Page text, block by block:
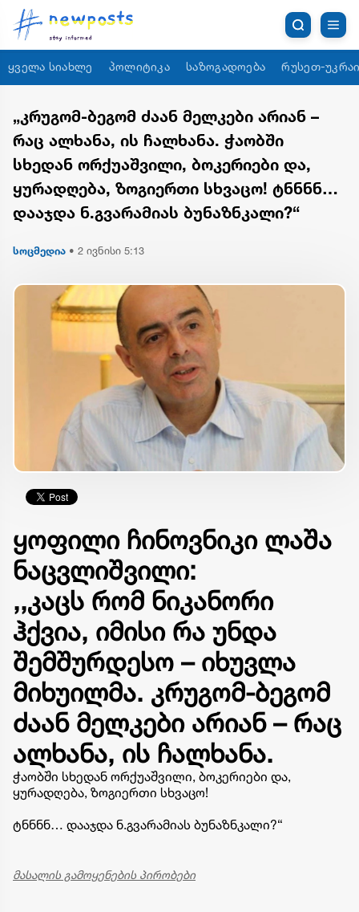
ყველა სიახლე პოლიტიკა საზოგადოება რუსეთ-
„კრუგომ-ბეგომ ძაან მელკები არიან –
რაც ალხანა, ის ჩალხანა. ჭაობში
სხედან ორქუაშვილი, ბოკერიები და,
ყურადღება, ზოგიერთი სხვაცო! ტნნნნ…
დააჯდა ნ.გვარამიას ბუნაზნკალი?“
სოცმედია • 2 ივნისი 5:13
ყოფილი ჩინოვნიკი ლაშა
ნაცვლიშვილი:
,,კაცს რომ ნიკანორი
ჰქვია, იმისი რა უნდა
შემშურდესო – იხუვლა
მიხუილმა. კრუგომ-ბეგომ
ძაან მელკები არიან – რაც
ალხანა, ის ჩალხანა.
ჭაობში სხედან ორქუაშვილი, ბოკერიები და,
ყურადღება, ზოგიერთი სხვაცო!
ტნნნნ… დააჯდა ნ.გვარამიას ბუნაზნკალი?“
მასალის გამოყენების პირობები